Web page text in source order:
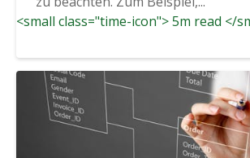
<small class="time-icon"> 5m read </